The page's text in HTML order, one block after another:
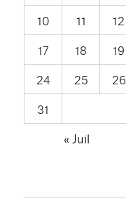
10
11 12
17
18 19
24
25 26
31
« Juil